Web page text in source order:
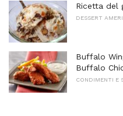
Ricetta del
DESSERT
Buffalo
Buffalo
CONDIMENTI E